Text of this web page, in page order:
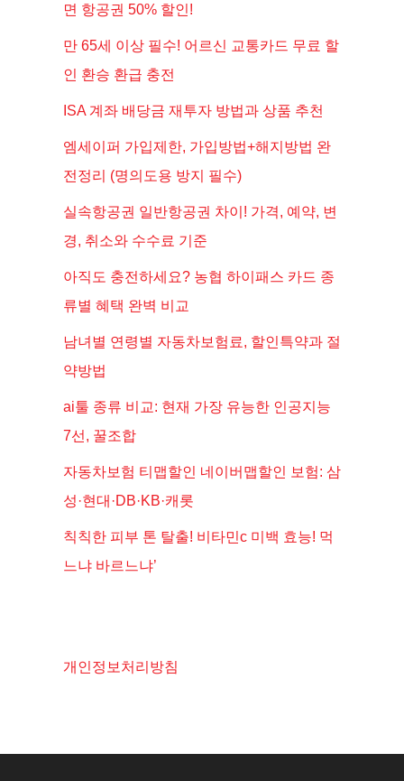
면 항공권 50% 할인!
만 65세 이상 필수! 어르신 교통카드 무료 할
인 환승 환급 충전
ISA 계좌 배당금 재투자 방법과 상품 추천
엠세이퍼 가입제한, 가입방법+해지방법 완
전정리 (명의도용 방지 필수)
실속항공권 일반항공권 차이! 가격, 예약, 변
경, 취소와 수수료 기준
아직도 충전하세요? 농협 하이패스 카드 종
류별 혜택 완벽 비교
남녀별 연령별 자동차보험료, 할인특약과 절
약방법
ai툴 종류 비교: 현재 가장 유능한 인공지능
7선, 꿀조합
자동차보험 티맵할인 네이버맵할인 보험: 삼
성·현대·DB·KB·캐롯
칙칙한 피부 톤 탈출! 비타민c 미백 효능! 먹
느냐 바르느냐’
개인정보처리방침